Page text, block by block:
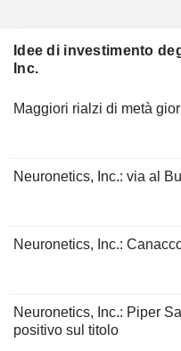
Idee di investimento
Inc.
Maggiori rialzi di metà
Neuronetics, Inc.: via al
Neuronetics, Inc.:
Neuronetics, Inc.: Piper
positivo sul titolo